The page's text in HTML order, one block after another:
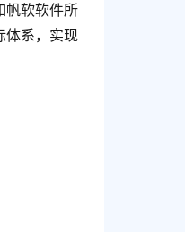
帆软软件所
体系，实现